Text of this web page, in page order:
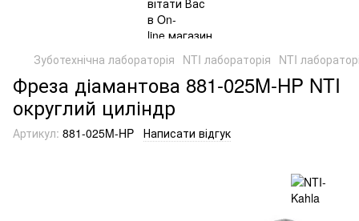
Зуботехнічна лабораторія NTI лабораторія NTI
Фреза діамантова 881-025M-HP NTI
округлий циліндр
Артикул: 881-025M-HP Написати відгук